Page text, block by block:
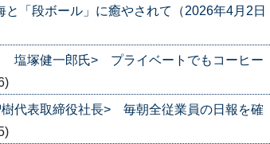
「段ボール」に癒やされて（2026年4月2日
塩塚健一郎氏> プライベートでもコーヒー
代表取締役社長> 毎朝全従業員の日報を確